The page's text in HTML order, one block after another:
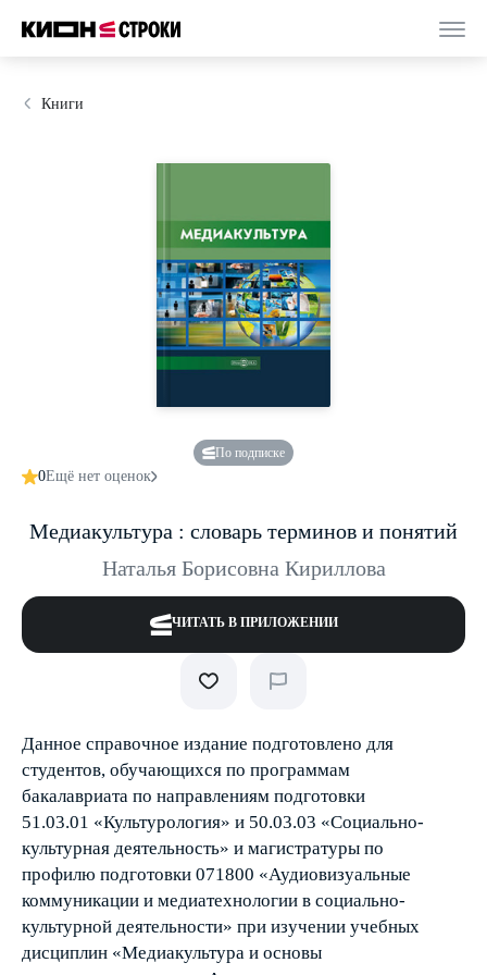
Книги
По подписке
0Ещё нет оценок
Медиакультура : словарь терминов и понятий
Наталья Борисовна Кириллова
ЧИТАТЬ В ПРИЛОЖЕНИИ
Данное справочное издание подготовлено для
студентов, обучающихся по программам
бакалавриата по направлениям подготовки
51.03.01 «Культурология» и 50.03.03 «Социально-
культурная деятельность» и магистратуры по
профилю подготовки 071800 «Аудиовизуальные
коммуникации и медиатехнологии в социально-
культурной деятельности» при изучении учебных
дисциплин «Медиакультура и основы